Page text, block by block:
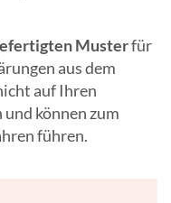
Musterfür
aus dem
auf Ihren
können zum
führen.